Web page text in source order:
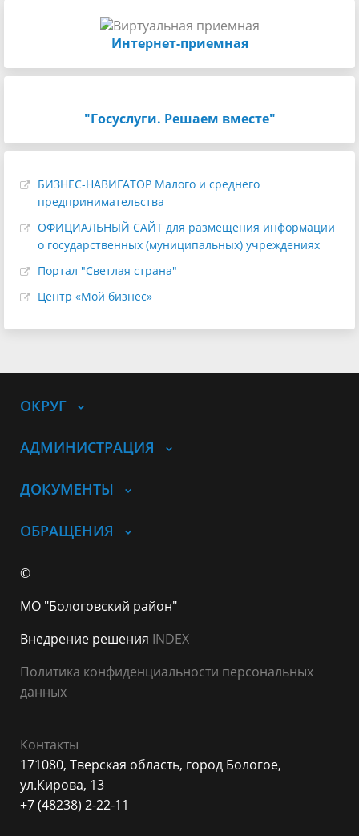
Интернет-приемная
"Госуслуги. Решаем вместе"
БИЗНЕС-НАВИГАТОР Малого и среднего
предпринимательства
ОФИЦИАЛЬНЫЙ САЙТ для размещения информации
о государственных (муниципальных) учреждениях
Портал "Светлая страна"
Центр «Мой бизнес»
ОКРУГ
АДМИНИСТРАЦИЯ
ДОКУМЕНТЫ
ОБРАЩЕНИЯ
©
МО "Бологовский район"
Внедрение решения INDEX
Политика конфиденциальности персональных
данных
Контакты
171080, Тверская область, город Бологое,
ул.Кирова, 13
+7 (48238) 2-22-11